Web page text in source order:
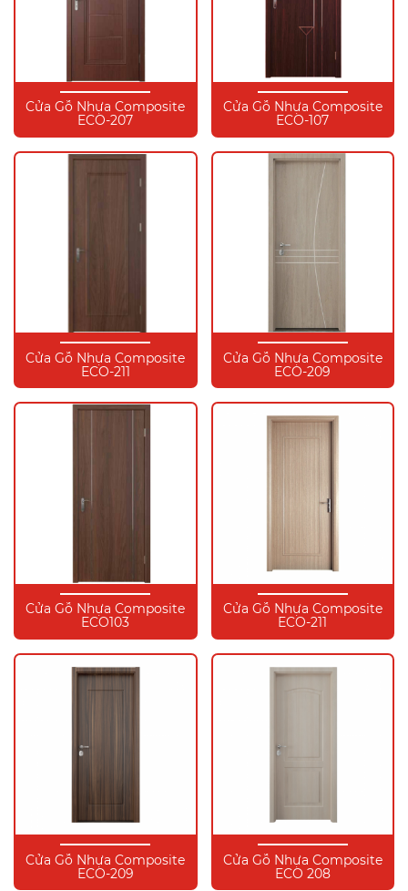
Cửa Gỗ Nhựa Composite
ECO-207
Cửa Gỗ Nhựa Composite
ECO-107
Cửa Gỗ Nhựa Composite
ECO-211
Cửa Gỗ Nhựa Composite
ECO-209
Cửa Gỗ Nhựa Composite
ECO103
Cửa Gỗ Nhựa Composite
ECO-211
Cửa Gỗ Nhựa Composite
ECO-209
Cửa Gỗ Nhựa Composite
ECO 208